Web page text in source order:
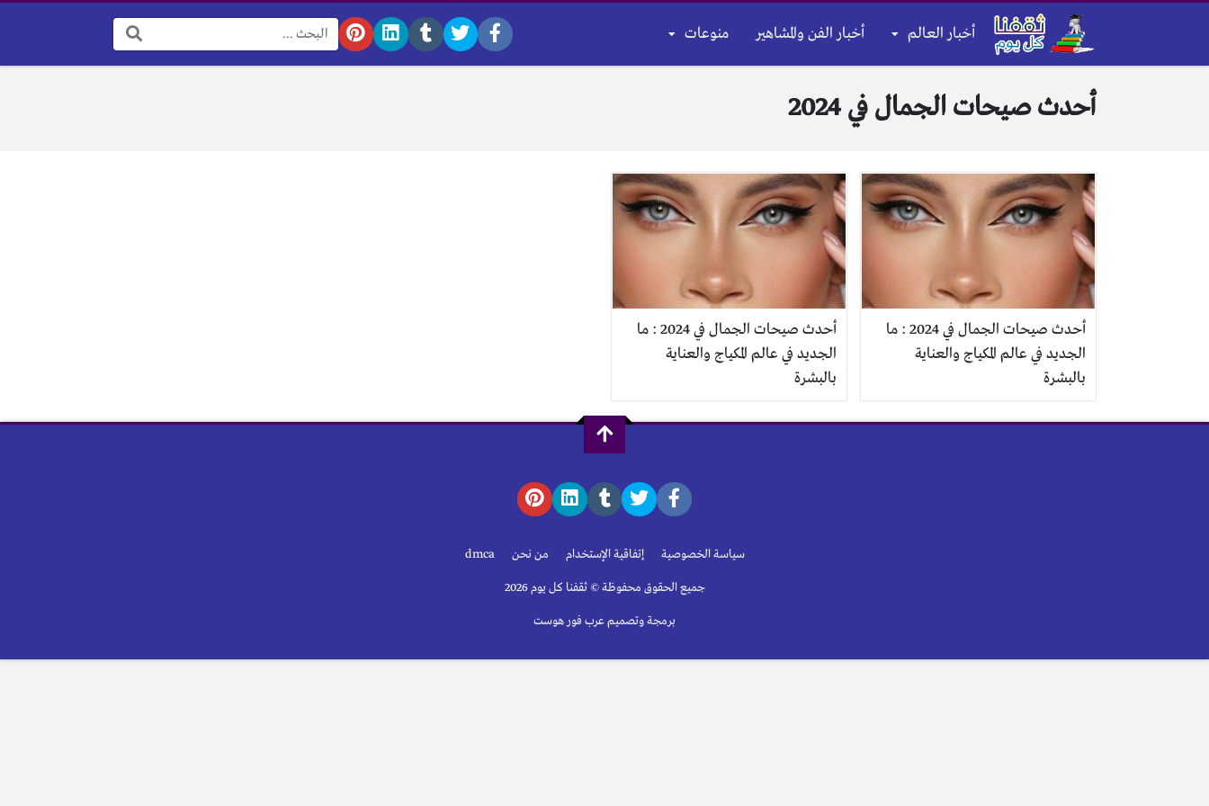
أخبار العالم أخبار الفن والمشاهير منوعات
البحث:
أحدث صيحات الجمال في 2024
أحدث صيحات الجمال في 2024 : ما
الجديد في عالم المكياج والعناية
بالبشرة
أحدث صيحات الجمال في 2024 : ما
الجديد في عالم المكياج والعناية
بالبشرة
سياسة الخصوصية إتفاقية الإستخدام من نحن dmca
جميع الحقوق محفوظة © ثقفنا كل يوم 2026
برمجة وتصميم عرب فور هوست